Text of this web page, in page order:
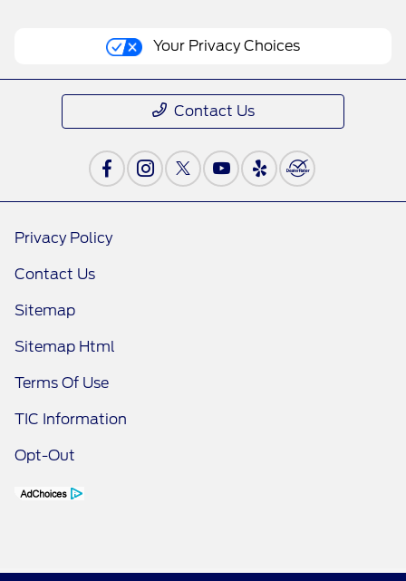
Your Privacy Choices
Contact Us
Privacy Policy
Contact Us
Sitemap
Sitemap Html
Terms Of Use
TIC Information
Opt-Out